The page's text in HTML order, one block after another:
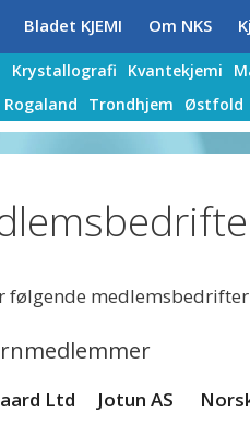
Bladet KJEMI Om NKS
Krystallografi Kvantekjemi
Rogaland Trondhjem Østfold
følgende
Ltd Jotun AS